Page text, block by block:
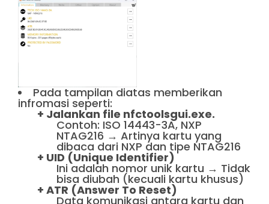
Pada tampilan diatas memberikan
infromasi seperti:
+ Jalankan file nfctoolsgui.exe.
Contoh: ISO 14443-3A, NXP
NTAG216 → Artinya kartu yang
dibaca dari NXP dan tipe NTAG216
+ UID (Unique Identifier)
Ini adalah nomor unik kartu → Tidak
bisa diubah (kecuali kartu khusus)
+ ATR (Answer To Reset)
Data komunikasi antara kartu dan